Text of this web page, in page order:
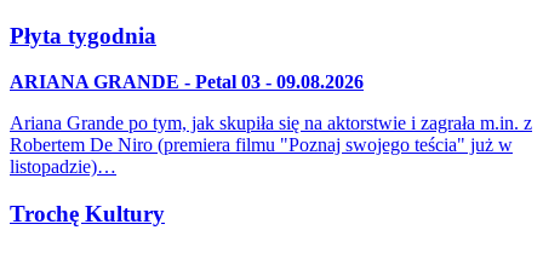
Płyta tygodnia
ARIANA GRANDE - Petal 03 - 09.08.2026
Ariana Grande po tym, jak skupiła się na aktorstwie i zagrała m.in. z
Robertem De Niro (premiera filmu "Poznaj swojego teścia" już w
listopadzie)…
Trochę Kultury